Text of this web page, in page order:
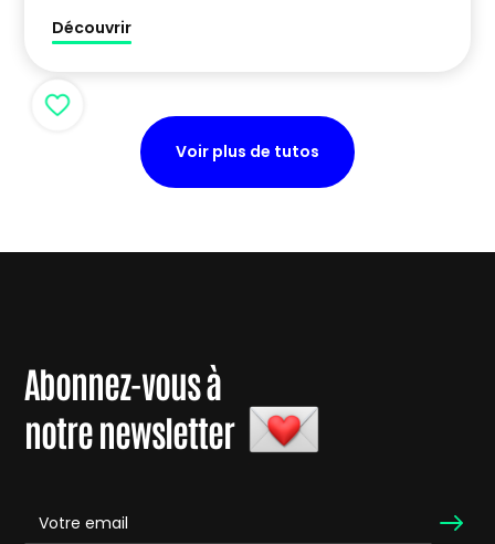
Découvrir
Voir plus de tutos
Abonnez-vous à
notre newsletter